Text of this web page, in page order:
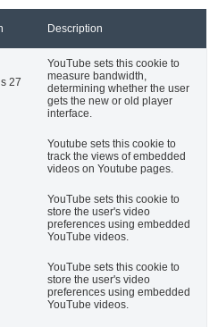
Description
27
YouTube sets this cookie to
measure bandwidth,
determining whether the user
gets the new or old player
interface.
Youtube sets this cookie to
track the views of embedded
videos on Youtube pages.
YouTube sets this cookie to
store the user's video
preferences using embedded
YouTube videos.
YouTube sets this cookie to
store the user's video
preferences using embedded
YouTube videos.